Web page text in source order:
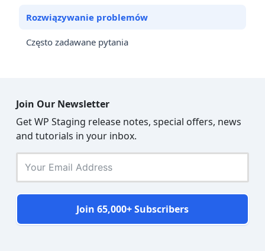
Rozwiązywanie problemów
Często zadawane pytania
Join Our Newsletter
Get WP Staging release notes, special offers, news
and tutorials in your inbox.
Join 65,000+ Subscribers